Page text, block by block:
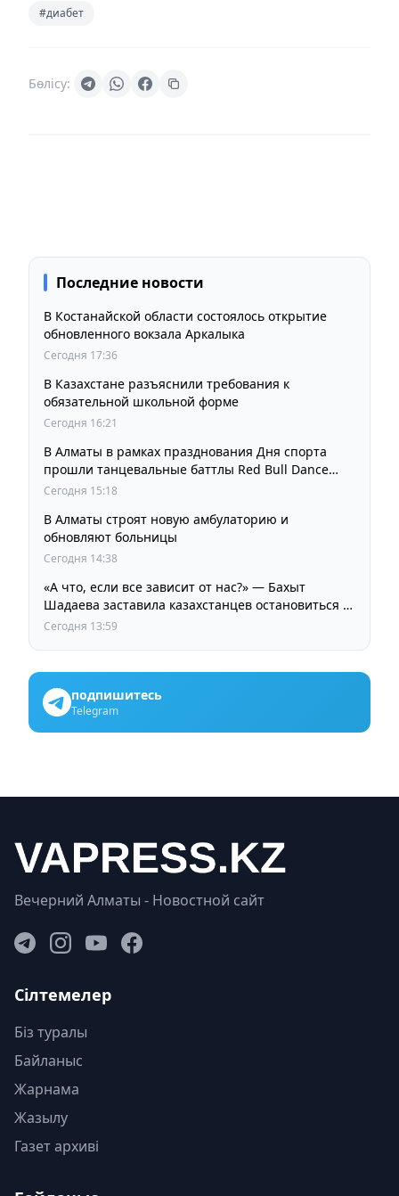
#диабет
Бөлісу:
Последние новости
В Костанайской области состоялось открытие
обновленного вокзала Аркалыка
Сегодня 17:36
В Казахстане разъяснили требования к
обязательной школьной форме
Сегодня 16:21
В Алматы в рамках празднования Дня спорта
прошли танцевальные баттлы Red Bull Dance
Your Style
Сегодня 15:18
В Алматы строят новую амбулаторию и
обновляют больницы
Сегодня 14:38
«А что, если все зависит от нас?» — Бахыт
Шадаева заставила казахстанцев остановиться и
задуматься
Сегодня 13:59
подпишитесь
Telegram
Вечерний Алматы - Новостной сайт
Сілтемелер
Біз туралы
Байланыс
Жарнама
Жазылу
Газет архиві